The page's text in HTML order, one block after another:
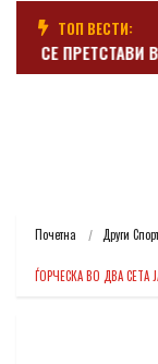
ТОП ВЕСТИ:
СЕ ПРЕТСТАВИ
Почетна Други
ЃОРЧЕСКА ВО ДВА СЕТА